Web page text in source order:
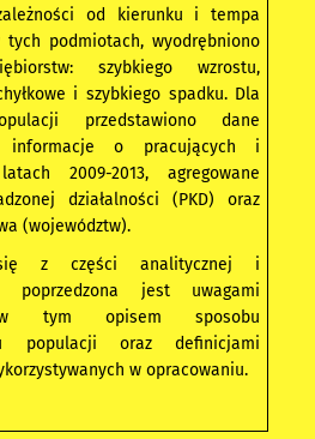
od kierunku i tempa
tych podmiotach, wyodrębniono
szybkiego wzrostu,
i szybkiego spadku. Dla
przedstawiono dane
o pracujących i
2009-2013, agregowane
działalności (PKD) oraz
(województw).
się z części analitycznej i
poprzedzona jest uwagami
w tym opisem sposobu
populacji oraz definicjami
w opracowaniu.